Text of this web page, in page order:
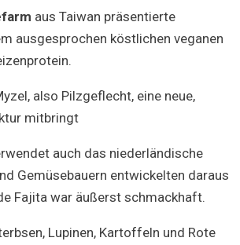
aus Taiwan präsentierte
ausgesprochen köstlichen veganen
also Pilzgeflecht, eine neue,
mitbringt
auch das niederländische
Gemüsebauern entwickelten daraus
Fajita war äußerst schmackhaft.
Lupinen, Kartoffeln und Rote